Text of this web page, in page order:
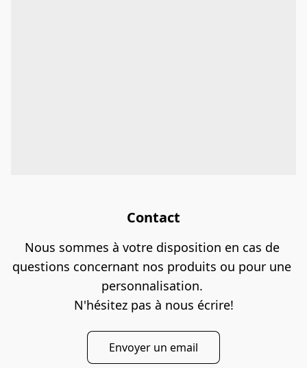
Contact
Nous sommes à votre disposition en cas de
questions concernant nos produits ou pour une
personnalisation.
N'hésitez pas à nous écrire!
Envoyer un email